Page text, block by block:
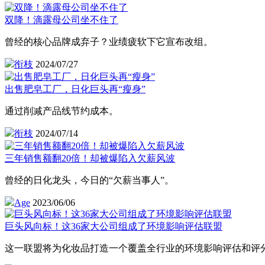
双降！滴露母公司坐不住了
曾经的核心品牌成弃子？业绩疲软下它宣布改组。
衔枝 2024/07/27
出售肥皂工厂，日化巨头再“瘦身”
通过削减产品线节约成本。
衔枝 2024/07/14
三年销售额翻20倍！却被爆陷入欠薪风波
曾经的日化龙头，今日的“欠薪当事人”。
Age 2023/06/06
巨头风向标！这36家大公司组成了环境影响评估联盟
这一联盟将为化妆品打造一个覆盖全行业的环境影响评估和评